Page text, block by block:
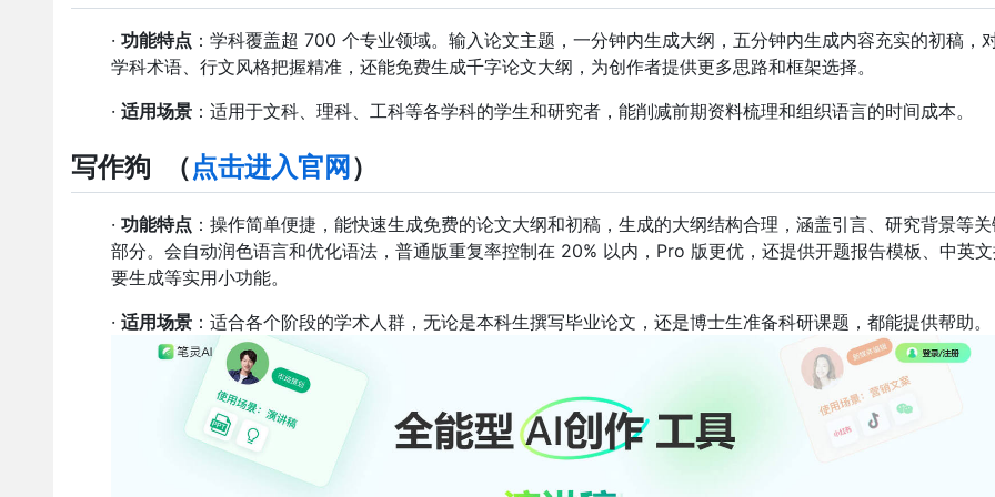
· 功能特点 ：学科覆盖超 700 个专业领域。输入论文主题，一分钟内生成大纲，五分钟内生成内容充实的初稿，
学科术语、行文风格把握精准，还能免费生成千字论文大纲，为创作者提供更多思路和框架选择。
· 适用场景 ：适用于文科、理科、工科等各学科的学生和研究者，能削减前期资料梳理和组织语言的时间成本。
写作狗 （点击进入官网）
· 功能特点 ：操作简单便捷，能快速生成免费的论文大纲和初稿，生成的大纲结构合理，涵盖引言、研究背景等
部分。会自动润色语言和优化语法，普通版重复率控制在 20% 以内，Pro 版更优，还提供开题报告模板、中英
要生成等实用小功能。
· 适用场景 ：适合各个阶段的学术人群，无论是本科生撰写毕业论文，还是博士生准备科研课题，都能提供帮助。